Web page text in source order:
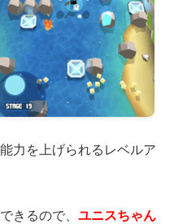
力を上げられるレベルア
きるので、 ユニスちゃん